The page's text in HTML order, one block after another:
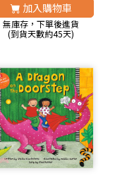
加入購物車
無庫存，下單後進貨
(到貨天數約45天)